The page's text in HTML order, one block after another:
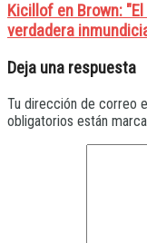
Kicillof en Brown:
verdadera
Deja una respuesta
Tu dirección de correo
obligatorios están